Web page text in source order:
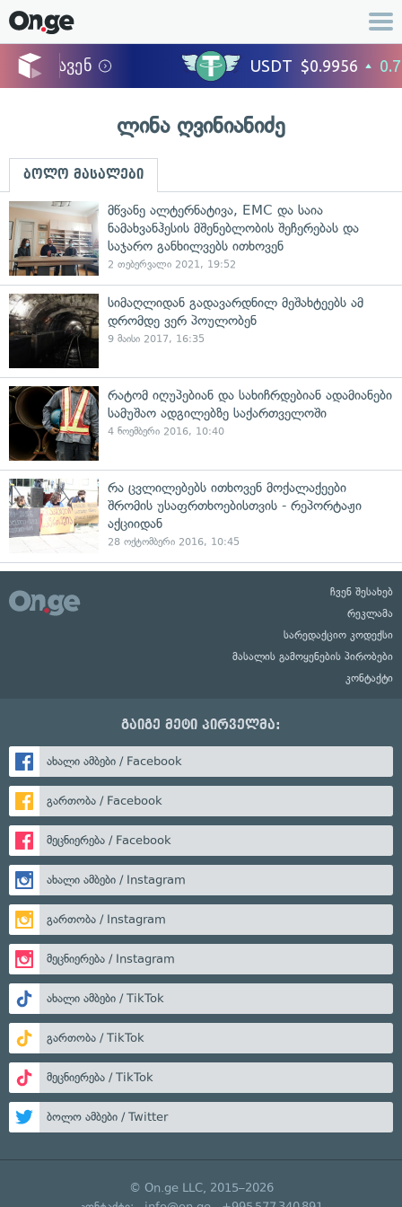
ლინა ღვინიანიძე
ბოლო მასალები
მწვანე ალტერნატივა, EMC და საია
ნამახვანჰესის მშენებლობის შეჩერებას და
საჯარო განხილვებს ითხოვენ
2 თებერვალი 2021, 19:52
სიმაღლიდან გადავარდნილ მეშახტეებს ამ
დრომდე ვერ პოულობენ
9 მაისი 2017, 16:35
რატომ იღუპებიან და სახიჩრდებიან ადამიანები
სამუშაო ადგილებზე საქართველოში
4 ნოემბერი 2016, 10:40
რა ცვლილებებს ითხოვენ მოქალაქეები
შრომის უსაფრთხოებისთვის - რეპორტაჟი
აქციიდან
28 ოქტომბერი 2016, 10:45
ჩვენ შესახებ
რეკლამა
სარედაქციო კოდექსი
მასალის გამოყენების პირობები
კონტაქტი
გაიგე მეტი პირველმა:
ახალი ამბები / Facebook
გართობა / Facebook
მეცნიერება / Facebook
ახალი ამბები / Instagram
გართობა / Instagram
მეცნიერება / Instagram
ახალი ამბები / TikTok
გართობა / TikTok
მეცნიერება / TikTok
ბოლო ამბები / Twitter
© On.ge LLC, 2015–2026